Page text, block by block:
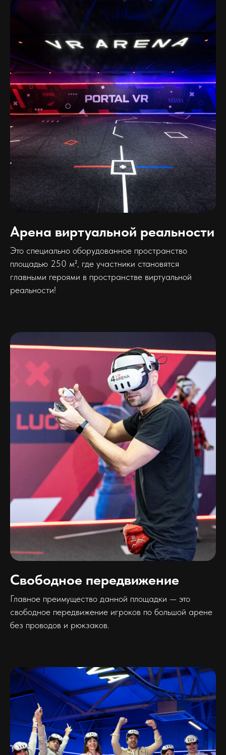
Арена виртуальной реальности
Это специально оборудованное пространство
площадью 250 м², где участники становятся
главными героями в пространстве виртуальной
реальности!
Свободное передвижение
Главное преимущество данной площадки — это
свободное передвижение игроков по большой арене
без проводов и рюкзаков.